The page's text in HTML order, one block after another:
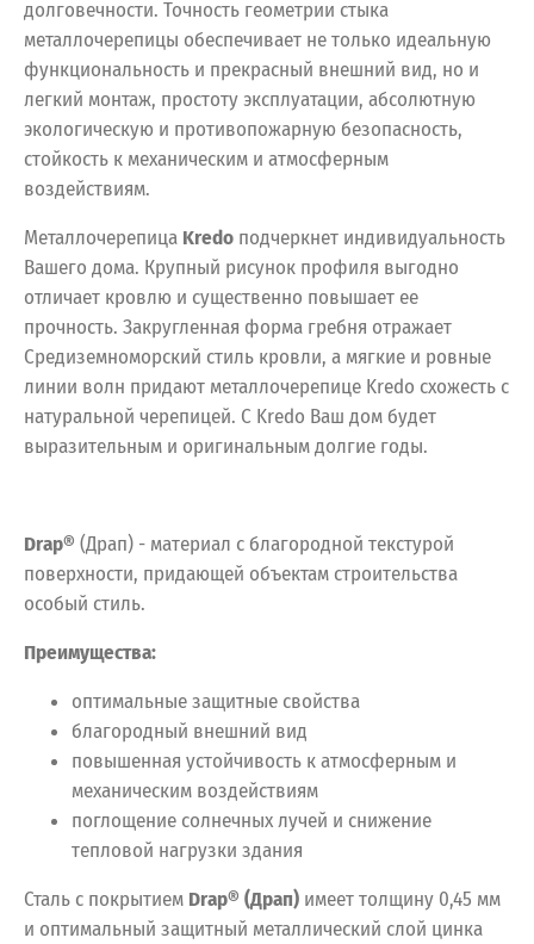
долговечности. Точность геометрии стыка
металлочерепицы обеспечивает не только идеальную
функциональность и прекрасный внешний вид, но и
легкий монтаж, простоту эксплуатации, абсолютную
экологическую и противопожарную безопасность,
стойкость к механическим и атмосферным
воздействиям.
Металлочерепица Kredo подчеркнет индивидуальность
Вашего дома. Крупный рисунок профиля выгодно
отличает кровлю и существенно повышает ее
прочность. Закругленная форма гребня отражает
Средиземноморский стиль кровли, а мягкие и ровные
линии волн придают металлочерепице Kredo схожесть с
натуральной черепицей. С Kredo Ваш дом будет
выразительным и оригинальным долгие годы.
Drap® (Драп) - материал с благородной текстурой
поверхности, придающей объектам строительства
особый стиль.
Преимущества:
оптимальные защитные свойства
благородный внешний вид
повышенная устойчивость к атмосферным и
механическим воздействиям
поглощение солнечных лучей и снижение
тепловой нагрузки здания
Сталь с покрытием Drap® (Драп) имеет толщину 0,45 мм
и оптимальный защитный металлический слой цинка